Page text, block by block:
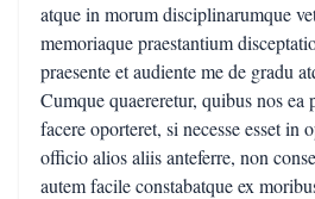
atque in morum disciplinarumque
memoriaque praestantium
praesente et audiente me de gradu
Cumque quaereretur, quibus nos
facere oporteret, si necesse esset in
officio alios aliis anteferre, non
autem facile constabatque ex